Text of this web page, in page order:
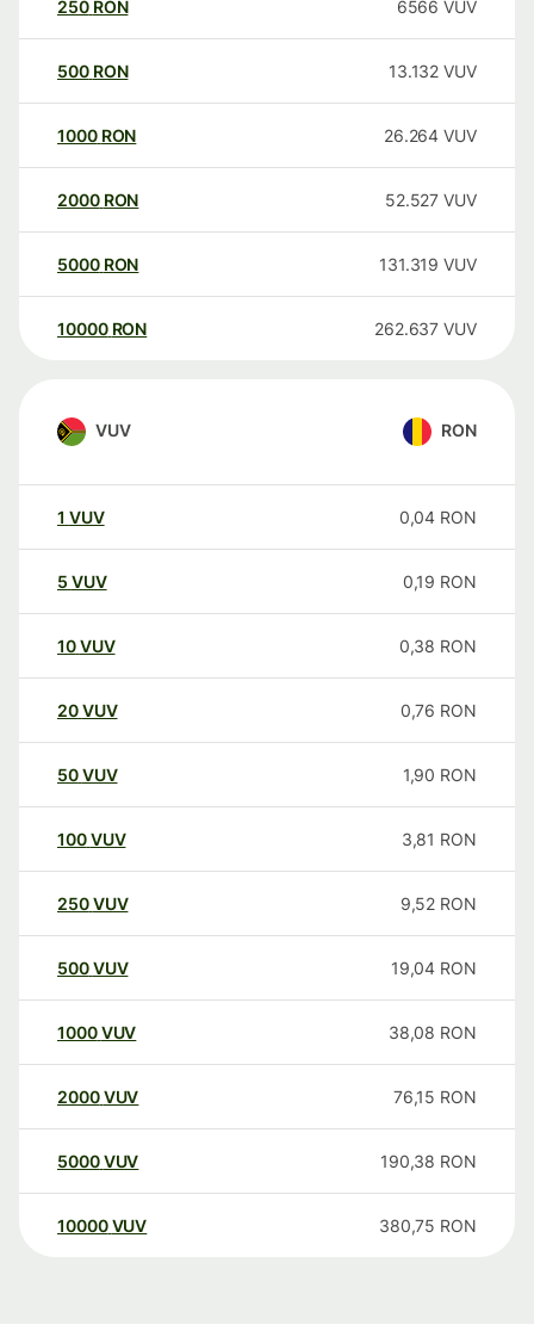
250 RON 6566 VUV
500 RON 13.132 VUV
1000 RON 26.264 VUV
2000 RON 52.527 VUV
5000 RON 131.319 VUV
10000 RON 262.637 VUV
VUV RON
1 VUV 0,04 RON
5 VUV 0,19 RON
10VUV 0,38 RON
20VUV 0,76 RON
50VUV 1,90 RON
100VUV 3,81 RON
250VUV 9,52 RON
500VUV 19,04 RON
1000VUV 38,08 RON
2000VUV 76,15 RON
5000VUV 190,38 RON
10000 VUV 380,75 RON